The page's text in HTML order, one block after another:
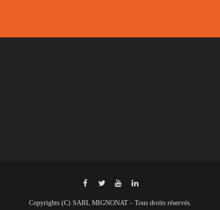
Copyrights (C) SARL MIGNONAT - Tous droits réservés.